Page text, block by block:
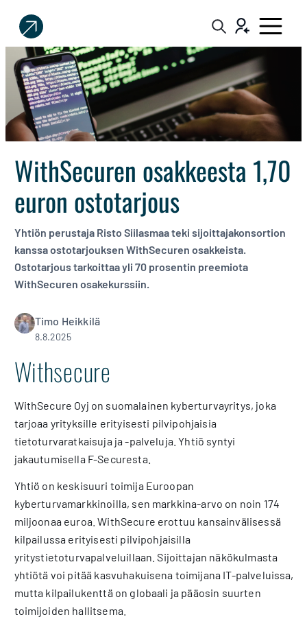
Sijoittaja.fi
Tee
parempia
sijoituspäätöksiä
WithSecuren osakkeesta 1,70
euron ostotarjous
Yhtiön perustaja Risto Siilasmaa teki sijoittajakonsortion
kanssa ostotarjouksen WithSecuren osakkeista.
Ostotarjous tarkoittaa yli 70 prosentin preemiota
WithSecuren osakekurssiin.
Timo Heikkilä
8.8.2025
Withsecure
WithSecure Oyj on suomalainen kyberturvayritys, joka
tarjoaa yrityksille erityisesti pilvipohjaisia
tietoturvaratkaisuja ja -palveluja. Yhtiö syntyi
jakautumisella F-Securesta.
Yhtiö on keskisuuri toimija Euroopan
kyberturvamarkkinoilla, sen markkina-arvo on noin 174
miljoonaa euroa. WithSecure erottuu kansainvälisessä
kilpailussa erityisesti pilvipohjaisilla
yritystietoturvapalveluillaan. Sijoittajan näkökulmasta
yhtiötä voi pitää kasvuhakuisena toimijana IT-palveluissa,
mutta kilpailukenttä on globaali ja pääosin suurten
toimijoiden hallitsema.